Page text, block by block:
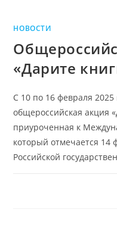
НОВОСТИ
«Дарите
С 10 по 16 февраля 2025
общероссийская акция
приуроченная к
который отмечается
Российской